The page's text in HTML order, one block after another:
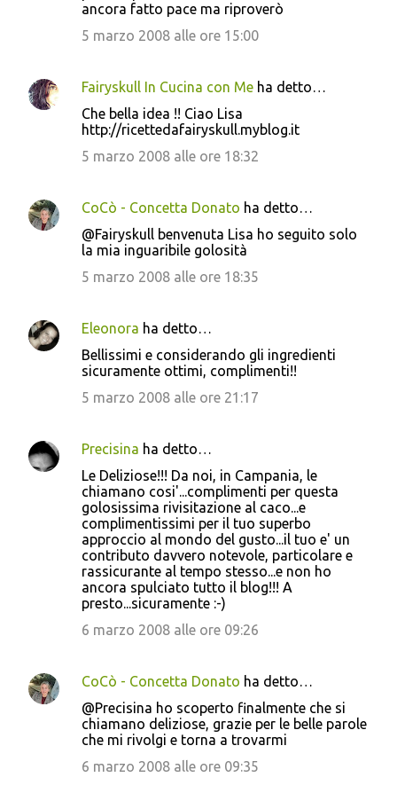
ancora fatto pace ma riproverò
5 marzo 2008 alle ore 15:00
Fairyskull In Cucina con Me ha detto…
Che bella idea !! Ciao Lisa
http://ricettedafairyskull.myblog.it
5 marzo 2008 alle ore 18:32
CoCò - Concetta Donato ha detto…
@Fairyskull benvenuta Lisa ho seguito solo
la mia inguaribile golosità
5 marzo 2008 alle ore 18:35
Eleonora ha detto…
Bellissimi e considerando gli ingredienti
sicuramente ottimi, complimenti!!
5 marzo 2008 alle ore 21:17
Precisina ha detto…
Le Deliziose!!! Da noi, in Campania, le
chiamano cosi'...complimenti per questa
golosissima rivisitazione al caco...e
complimentissimi per il tuo superbo
approccio al mondo del gusto...il tuo e' un
contributo davvero notevole, particolare e
rassicurante al tempo stesso...e non ho
ancora spulciato tutto il blog!!! A
presto...sicuramente :-)
6 marzo 2008 alle ore 09:26
CoCò - Concetta Donato ha detto…
@Precisina ho scoperto finalmente che si
chiamano deliziose, grazie per le belle parole
che mi rivolgi e torna a trovarmi
6 marzo 2008 alle ore 09:35